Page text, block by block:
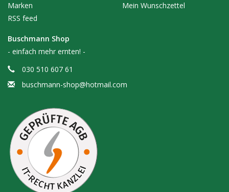
Marken
RSS feed
Mein Wunschzettel
Buschmann Shop
- einfach mehr ernten! -
030 510 607 61
buschmann-shop@hotmail.com